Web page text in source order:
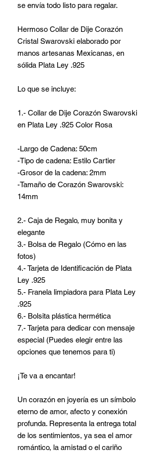
se envía todo listo para regalar.
Hermoso Collar de Dije Corazón
Cristal Swarovski elaborado por
manos artesanas Mexicanas, en
sólida Plata Ley .925
Lo que se incluye:
1.- Collar de Dije Corazón Swarovski
en Plata Ley .925 Color Rosa
-Largo de Cadena: 50cm
-Tipo de cadena: Estilo Cartier
-Grosor de la cadena: 2mm
-Tamaño de Corazón Swarovski:
14mm
2.- Caja de Regalo, muy bonita y
elegante
3.- Bolsa de Regalo (Cómo en las
fotos)
4.- Tarjeta de Identificación de Plata
Ley .925
5.- Franela limpiadora para Plata Ley
.925
6.- Bolsita plástica hermética
7.- Tarjeta para dedicar con mensaje
especial (Puedes elegir entre las
opciones que tenemos para ti)
¡Te va a encantar!
Un corazón en joyería es un símbolo
eterno de amor, afecto y conexión
profunda. Representa la entrega total
de los sentimientos, ya sea el amor
romántico, la amistad o el cariño